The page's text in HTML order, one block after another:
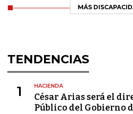
MÁS
TENDENCIAS
1 HACIENDA
César Arias será el
Público del Gobierno